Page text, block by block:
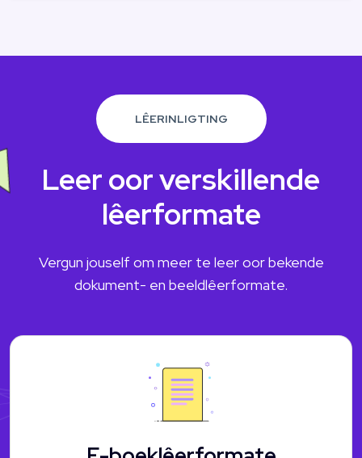
LÊERINLIGTING
Leer oor verskillende
lêerformate
Vergun jouself om meer te leer oor bekende
dokument- en beeldlêerformate.